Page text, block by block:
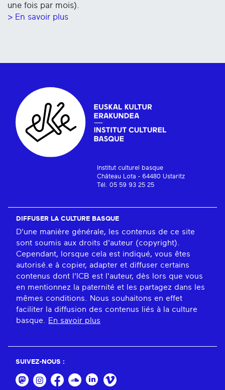
une fois par mois).
> En savoir plus
Institut culturel basque
Château Lota - 64480 Ustaritz
Tél. 05 59 93 25 25
DIFFUSER LA CULTURE BASQUE
D'une manière générale, les contenus de ce site
sont soumis aux droits d'auteur (copyright).
Cependant, lorsque cela est indiqué, vous êtes
autorisé.e à copier, adapter et diffuser certains
contenus dont l'ICB est l'auteur, dès lors que vous
en mentionnez la paternité et les partagez dans les
mêmes conditions. Nous souhaitons en effet
faciliter la diffusion des contenus liés à la culture
basque.
En savoir plus
SUIVEZ-NOUS :